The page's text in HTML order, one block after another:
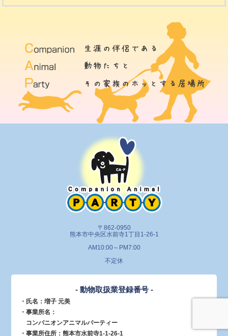
〒862-0950
熊本市中央区水前寺1丁目1-26-1
AM10:00～PM7:00
不定休
- 動物取扱業登録番号 -
・氏名：増子 元美
・事業所名：
コンパニオンアニマルパーティー
・事業所住所：熊本市水前寺1-1-26-1